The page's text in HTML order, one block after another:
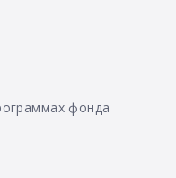
фонда